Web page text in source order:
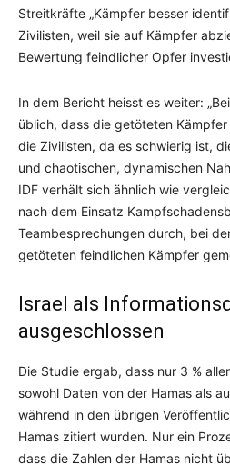
Streitkräfte „Kämpfer besser
Zivilisten, weil sie auf Kämpfer
Bewertung feindlicher Opfer
In dem Bericht heisst es weiter:
üblich, dass die getöteten
die Zivilisten, da es schwierig ist,
und chaotischen, dynamischen
IDF verhält sich ähnlich wie
nach dem Einsatz
Teambesprechungen durch, bei
getöteten feindlichen Kämpfer
Israel als
ausgeschlossen
Die Studie ergab, dass nur 3 %
sowohl Daten von der Hamas als
während in den übrigen
Hamas zitiert wurden. Nur ein
dass die Zahlen der Hamas nicht